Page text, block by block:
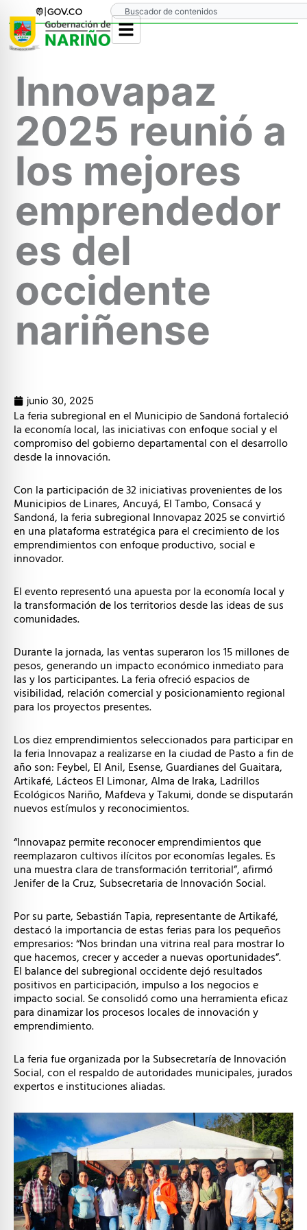
contenido
Search
Innovapaz
2025 reunió a
los mejores
emprendedor
es del
occidente
nariñense
junio 30, 2025
La feria subregional en el Municipio de Sandoná fortaleció
la economía local, las iniciativas con enfoque social y el
compromiso del gobierno departamental con el desarrollo
desde la innovación.
Con la participación de 32 iniciativas provenientes de los
Municipios de Linares, Ancuyá, El Tambo, Consacá y
Sandoná, la feria subregional Innovapaz 2025 se convirtió
en una plataforma estratégica para el crecimiento de los
emprendimientos con enfoque productivo, social e
innovador.
El evento representó una apuesta por la economía local y
la transformación de los territorios desde las ideas de sus
comunidades.
Durante la jornada, las ventas superaron los 15 millones de
pesos, generando un impacto económico inmediato para
las y los participantes. La feria ofreció espacios de
visibilidad, relación comercial y posicionamiento regional
para los proyectos presentes.
Los diez emprendimientos seleccionados para participar en
la feria Innovapaz a realizarse en la ciudad de Pasto a fin de
año son: Feybel, El Anil, Esense, Guardianes del Guaitara,
Artikafé, Lácteos El Limonar, Alma de Iraka, Ladrillos
Ecológicos Nariño, Mafdeva y Takumi, donde se disputarán
nuevos estímulos y reconocimientos.
“Innovapaz permite reconocer emprendimientos que
reemplazaron cultivos ilícitos por economías legales. Es
una muestra clara de transformación territorial”, afirmó
Jenifer de la Cruz, Subsecretaria de Innovación Social.
Por su parte, Sebastián Tapia, representante de Artikafé,
destacó la importancia de estas ferias para los pequeños
empresarios: “Nos brindan una vitrina real para mostrar lo
que hacemos, crecer y acceder a nuevas oportunidades”.
El balance del subregional occidente dejó resultados
positivos en participación, impulso a los negocios e
impacto social. Se consolidó como una herramienta eficaz
para dinamizar los procesos locales de innovación y
emprendimiento.
La feria fue organizada por la Subsecretaría de Innovación
Social, con el respaldo de autoridades municipales, jurados
expertos e instituciones aliadas.